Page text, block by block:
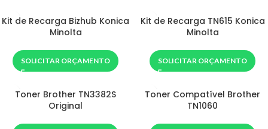
Kit de Recarga Bizhub Konica
Minolta
SOLICITAR ORÇAMENTO
Kit de Recarga TN615 Konica
Minolta
SOLICITAR ORÇAMENTO
Toner Brother TN3382S
Original
Toner Compatível Brother
TN1060